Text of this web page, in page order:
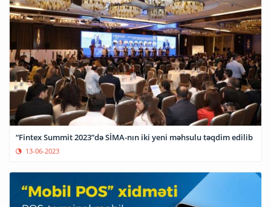
“Fintex Summit 2023”də SİMA-nın iki yeni məhsulu təqdim edilib
13-06-2023